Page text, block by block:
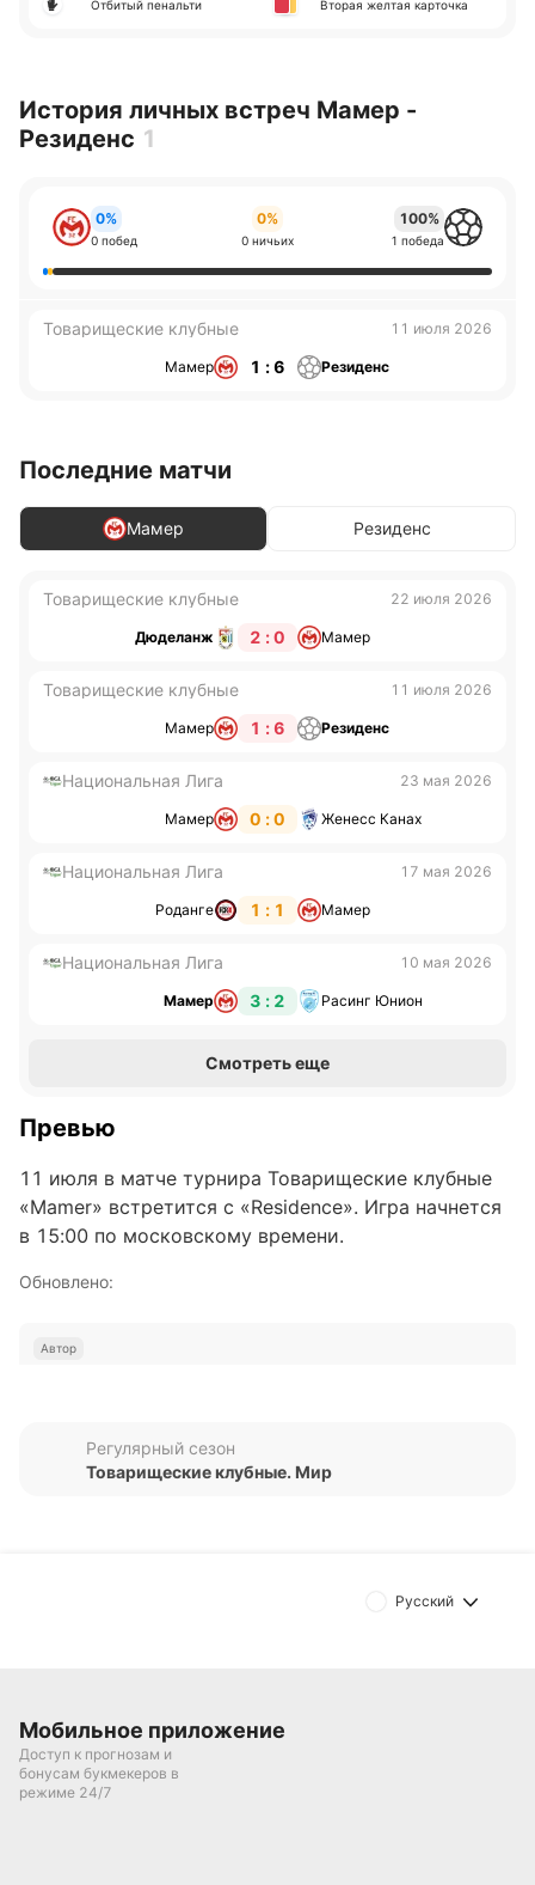
Отбитый пенальти Вторая желтая карточка
История личных встреч Мамер -
Резиденс 1
0%
0 побед
0%
0 ничьих
100%
1 победа
Товарищеские клубные 11 июля 2026
Мамер 1 : 6 Резиденс
Последние матчи
Мамер Резиденс
Товарищеские клубные 22 июля 2026
Дюделанж 2 : 0 Мамер
Товарищеские клубные 11 июля 2026
Мамер 1 : 6 Резиденс
Национальная Лига 23 мая 2026
Мамер 0 : 0 Женесс Канах
Национальная Лига 17 мая 2026
Роданге 1 : 1 Мамер
Национальная Лига 10 мая 2026
Мамер 3 : 2 Расинг Юнион
Смотреть еще
Превью
11 июля в матче турнира Товарищеские клубные
«Mamer» встретится с «Residence». Игра начнется
в 15:00 по московскому времени.
Обновлено:
Автор
Подписаться
Регулярный сезон
Товарищеские клубные. Мир
Русский
Мобильное приложение
Доступ к прогнозам и
бонусам букмекеров в
режиме 24/7